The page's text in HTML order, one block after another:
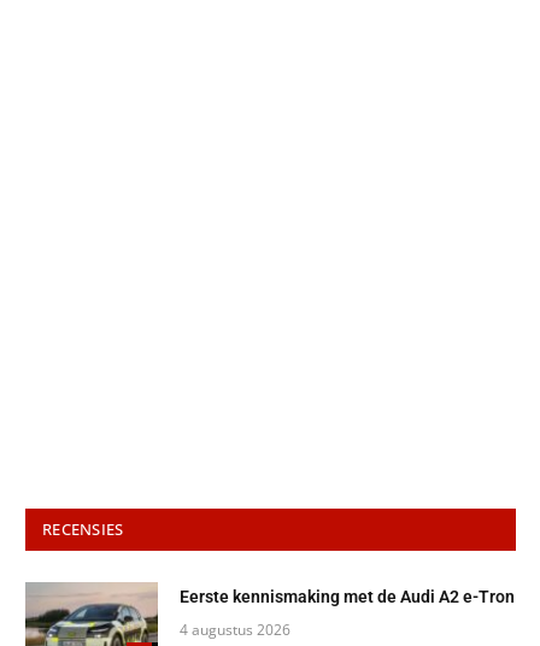
RECENSIES
Eerste kennismaking met de Audi A2 e-Tron
4 augustus 2026